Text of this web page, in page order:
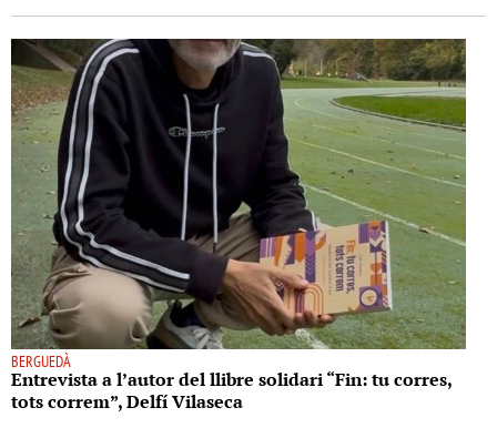
BERGUEDÀ
Entrevista a l’autor del llibre solidari “Fin: tu corres,
tots correm”, Delfí Vilaseca